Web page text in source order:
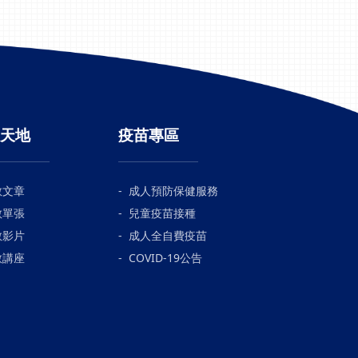
地
章
張
片
座
疫苗專區
成人預防保健服務
兒童疫苗接種
成人全自費疫苗
COVID-19公告